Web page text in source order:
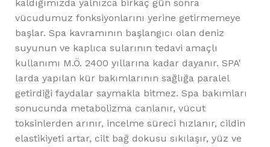
kaldığımızda yalnızca birkaç gün sonra
vücudumuz fonksiyonlarını yerine getirmemeye
başlar. Spa kavramının başlangıcı olan deniz
suyunun ve kaplıca sularının tedavi amaçlı
kullanımı M.Ö. 2400 yıllarına kadar dayanır. SPA'
larda yapılan kür bakımlarının sağlığa paralel
getirdiği faydalar saymakla bitmez. Spa bakımları
sonucunda metabolizma canlanır, vücut
toksinlerden arınır, incelme süreci hızlanır, cildin
elastikiyeti artar, cilt bağ dokusu sıkılaşır, yüz ve